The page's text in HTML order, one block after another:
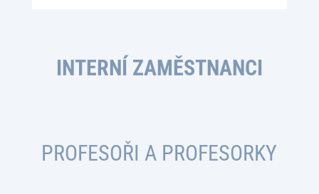
INTERNÍ ZAMĚSTNANCI
PROFESOŘI A PROFESORKY